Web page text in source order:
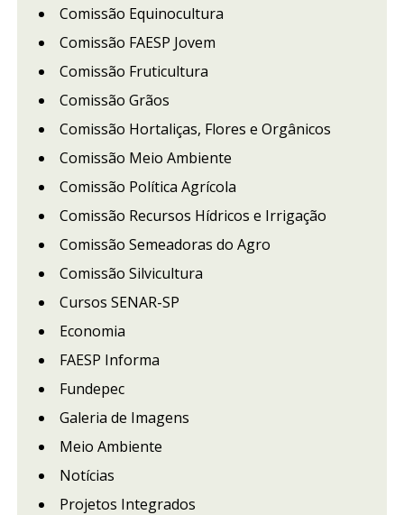
Comissão Equinocultura
Comissão FAESP Jovem
Comissão Fruticultura
Comissão Grãos
Comissão Hortaliças, Flores e Orgânicos
Comissão Meio Ambiente
Comissão Política Agrícola
Comissão Recursos Hídricos e Irrigação
Comissão Semeadoras do Agro
Comissão Silvicultura
Cursos SENAR-SP
Economia
FAESP Informa
Fundepec
Galeria de Imagens
Meio Ambiente
Notícias
Projetos Integrados